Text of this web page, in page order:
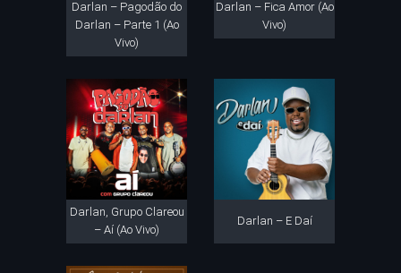
Darlan – Pagodão do
Darlan – Parte 1 (Ao
Vivo)
Darlan – Fica Amor (Ao
Vivo)
Darlan, Grupo Clareou
– Aí (Ao Vivo)
Darlan – E Daí